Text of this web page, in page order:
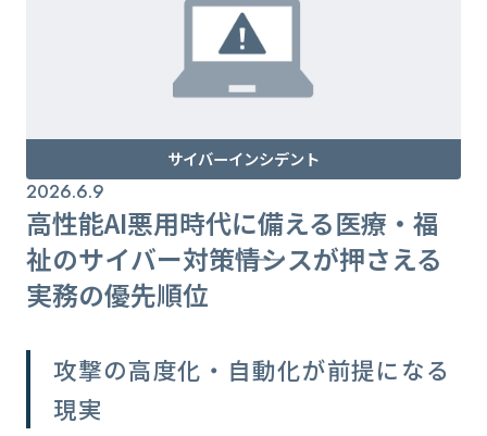
サイバーインシデント
2026.6.9
高性能AI悪用時代に備える医療・福
祉のサイバー対策――情シスが押さえる
実務の優先順位
攻撃の高度化・自動化が前提になる
現実